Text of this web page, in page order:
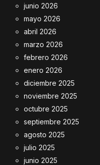
junio 2026
mayo 2026
abril 2026
marzo 2026
febrero 2026
enero 2026
diciembre 2025
noviembre 2025
octubre 2025
septiembre 2025
agosto 2025
julio 2025
junio 2025